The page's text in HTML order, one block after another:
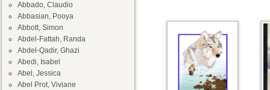
Abbado, Claudio
Abbasian, Pooya
Abbott, Simon
Abdel-Fattah, Randa
Abdel-Qadir, Ghazi
Abedi, Isabel
Abel, Jessica
Abel Prot, Viviane